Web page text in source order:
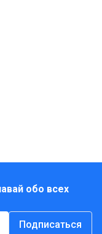
салата. Также
обо всех
Подписаться